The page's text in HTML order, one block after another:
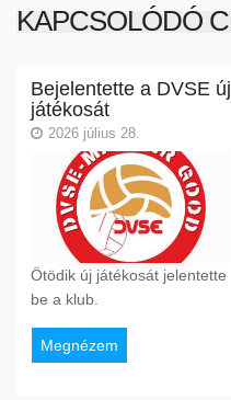
KAPCSOLÓDÓ
Bejelentette a DVSE új
játékosát
2026 július 28.
Ötödik új játékosát jelentette
be a klub.
Megnézem